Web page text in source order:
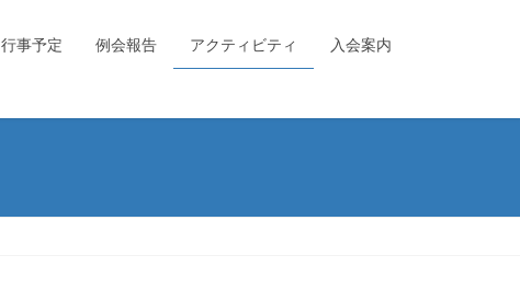
行事予定 例会報告 アクティビティ 入会案内